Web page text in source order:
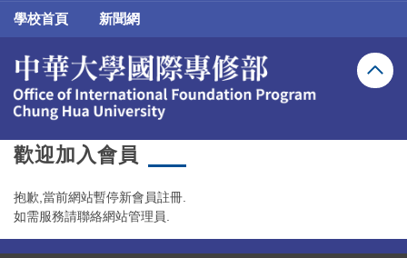
跳
要
內
容
學校首頁 新聞網
歡迎加入會員
抱歉,當前網站暫停新會員註冊.
如需服務請聯絡網站管理員.